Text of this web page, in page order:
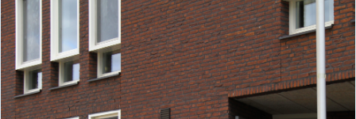
Afspraak
maken
Locaties